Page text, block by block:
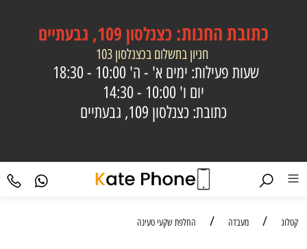
כתובתהחנות: כצנלסון 109, גבעתיים
חניון בתשלום בכצנלסון 103
שעות פעילות: ימים א' - ה' 10:00 - 18:30
יום ו' 10:00 - 14:30
כתובת: כצנלסון 109, גבעתיים
קטלוג / מעבדה / החלפת שקעי טעינה